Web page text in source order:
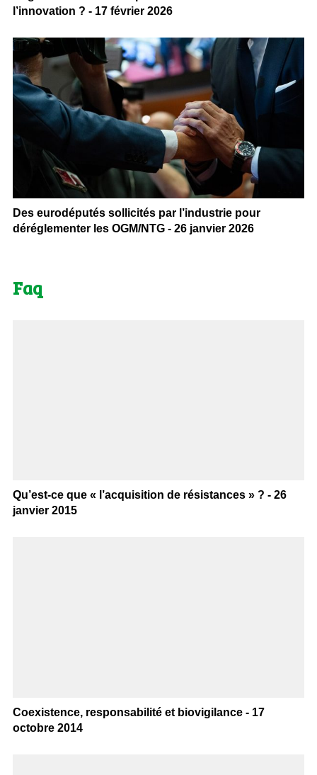
l’innovation ? - 17 février 2026
Des eurodéputés sollicités par l’industrie pour
déréglementer les OGM/NTG - 26 janvier 2026
Faq
Qu’est-ce que « l’acquisition de résistances » ? - 26
janvier 2015
Coexistence, responsabilité et biovigilance - 17
octobre 2014